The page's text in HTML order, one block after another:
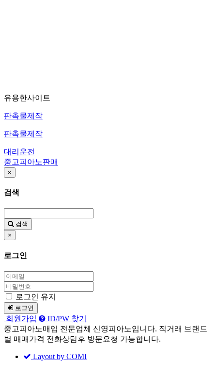
유용한사이트
판촉물제작
판촉물제작
대리운전
중고피아노판매
×
검색
검색
×
로그인
로그인 유지
로그인
회원가입
ID/PW 찾기
중고피아노매입 전문업체 신영피아노입니다. 직거래 브랜드
별 매매가격 전화상담후 방문요청 가능합니다.
Layout by COMI